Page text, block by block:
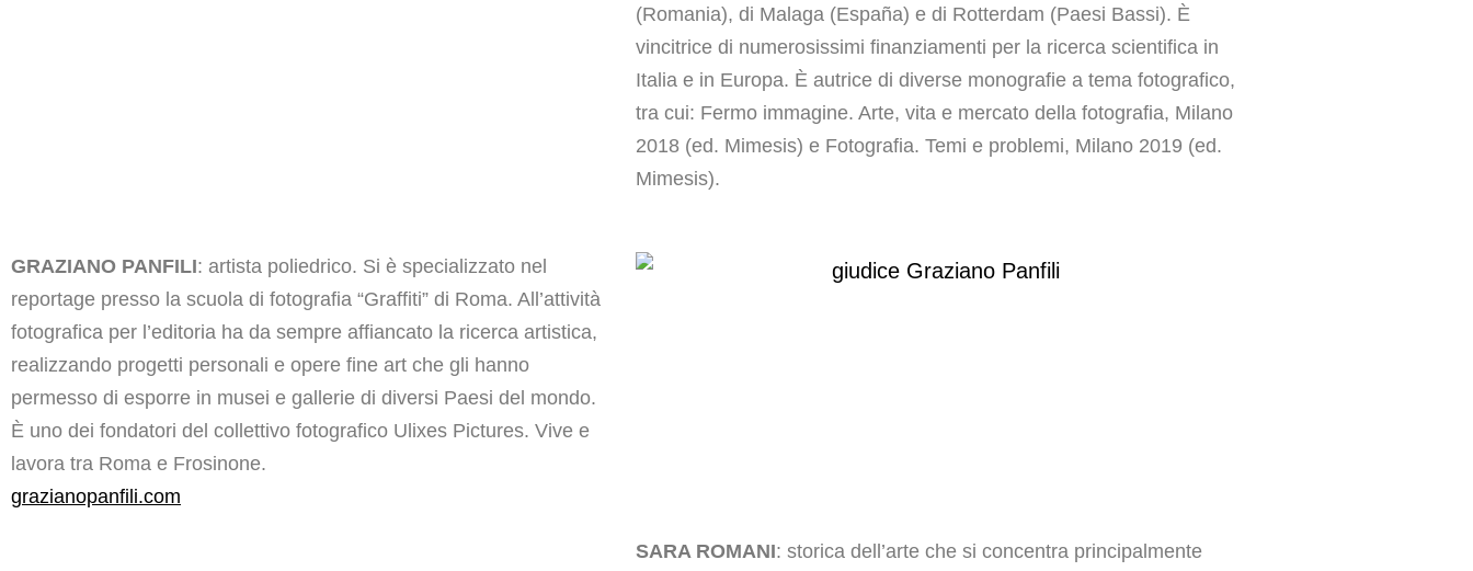
(Romania), di Malaga (España) e di Rotterdam (Paesi Bassi). È
vincitrice di numerosissimi finanziamenti per la ricerca scientifica in
Italia e in Europa. È autrice di diverse monografie a tema fotografico,
tra cui: Fermo immagine. Arte, vita e mercato della fotografia, Milano
2018 (ed. Mimesis) e Fotografia. Temi e problemi, Milano 2019 (ed.
Mimesis).
GRAZIANO PANFILI: artista poliedrico. Si è specializzato nel
reportage presso la scuola di fotografia “Graffiti” di Roma. All’attività
fotografica per l’editoria ha da sempre affiancato la ricerca artistica,
realizzando progetti personali e opere fine art che gli hanno
permesso di esporre in musei e gallerie di diversi Paesi del mondo.
È uno dei fondatori del collettivo fotografico Ulixes Pictures. Vive e
lavora tra Roma e Frosinone.
grazianopanfili.com
SARA ROMANI: storica dell’arte che si concentra principalmente